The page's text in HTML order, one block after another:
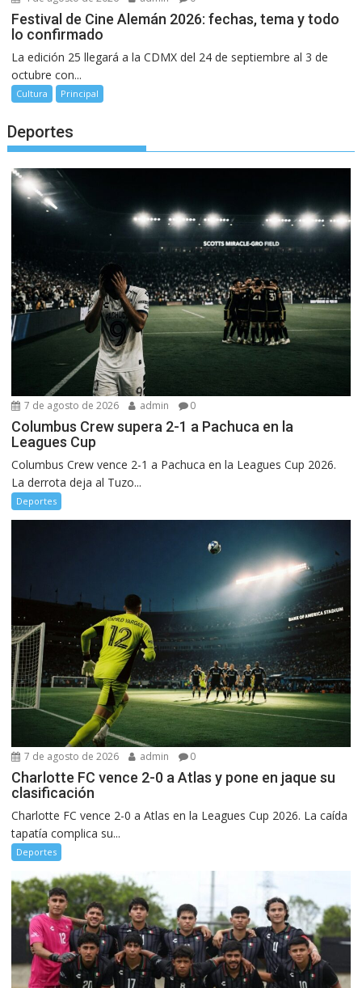
Festival de Cine Alemán 2026: fechas, tema y todo
lo confirmado
La edición 25 llegará a la CDMX del 24 de septiembre al 3 de
octubre con...
Cultura Principal
Deportes
7 de agosto de 2026 admin 0
Columbus Crew supera 2-1 a Pachuca en la
Leagues Cup
Columbus Crew vence 2-1 a Pachuca en la Leagues Cup 2026.
La derrota deja al Tuzo...
Deportes
7 de agosto de 2026 admin 0
Charlotte FC vence 2-0 a Atlas y pone en jaque su
clasificación
Charlotte FC vence 2-0 a Atlas en la Leagues Cup 2026. La caída
tapatía complica su...
Deportes